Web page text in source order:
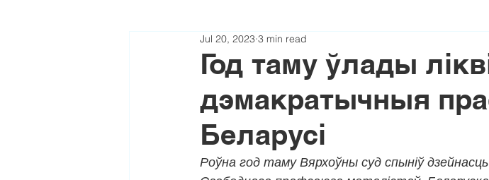
Год таму ўлады
дэмакратычныя
Беларусі
Jul 20, 2023 3 min read
Роўна год таму Вярхоўны суд спыніў